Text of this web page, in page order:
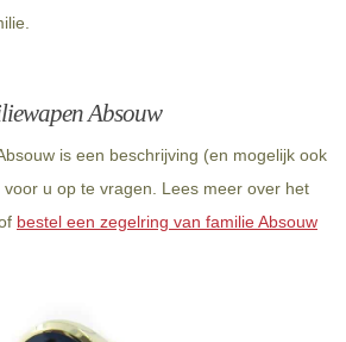
Absouw
is een beschrijving (en mogelijk ook
u op te vragen. Lees meer over het
bestel een zegelring van familie Absouw